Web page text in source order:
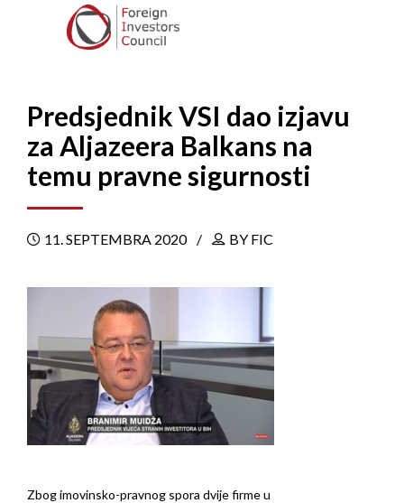
Predsjednik VSI dao izjavu
za Aljazeera Balkans na
temu pravne sigurnosti
11. SEPTEMBRA 2020 BY FIC
Zbog imovinsko-pravnog spora dvije firme u